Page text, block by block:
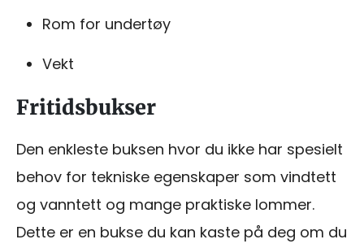
Rom for undertøy
Vekt
Fritidsbukser
Den enkleste buksen hvor du ikke har spesielt
behov for tekniske egenskaper som vindtett
og vanntett og mange praktiske lommer.
Dette er en bukse du kan kaste på deg om du